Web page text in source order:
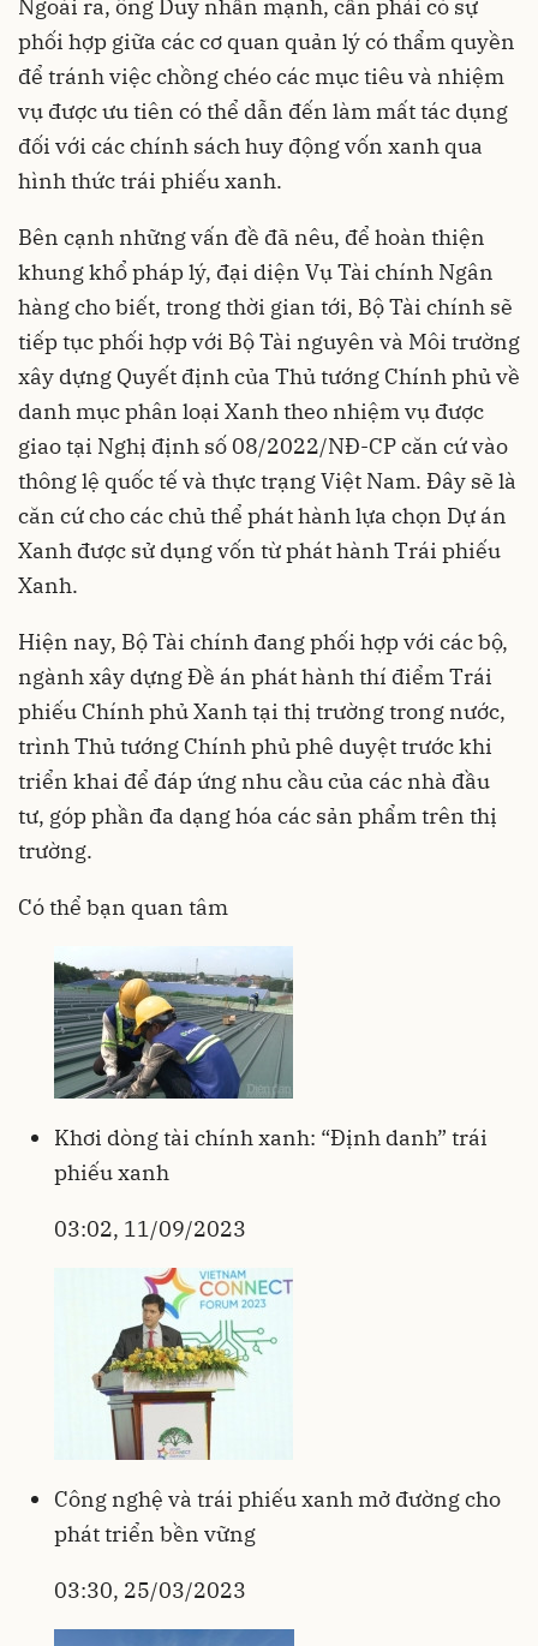
Ngoài ra, ông Duy nhấn mạnh, cần phải có sự
phối hợp giữa các cơ quan quản lý có thẩm quyền
để tránh việc chồng chéo các mục tiêu và nhiệm
vụ được ưu tiên có thể dẫn đến làm mất tác dụng
đối với các chính sách huy động vốn xanh qua
hình thức trái phiếu xanh.
Bên cạnh những vấn đề đã nêu, để hoàn thiện
khung khổ pháp lý, đại diện Vụ Tài chính Ngân
hàng cho biết, trong thời gian tới, Bộ Tài chính sẽ
tiếp tục phối hợp với Bộ Tài nguyên và Môi trường
xây dựng Quyết định của Thủ tướng Chính phủ về
danh mục phân loại Xanh theo nhiệm vụ được
giao tại Nghị định số 08/2022/NĐ-CP căn cứ vào
thông lệ quốc tế và thực trạng Việt Nam. Đây sẽ là
căn cứ cho các chủ thể phát hành lựa chọn Dự án
Xanh được sử dụng vốn từ phát hành Trái phiếu
Xanh.
Hiện nay, Bộ Tài chính đang phối hợp với các bộ,
ngành xây dựng Đề án phát hành thí điểm Trái
phiếu Chính phủ Xanh tại thị trường trong nước,
trình Thủ tướng Chính phủ phê duyệt trước khi
triển khai để đáp ứng nhu cầu của các nhà đầu
tư, góp phần đa dạng hóa các sản phẩm trên thị
trường.
Có thể bạn quan tâm
Khơi dòng tài chính xanh: “Định danh” trái
phiếu xanh
03:02, 11/09/2023
Công nghệ và trái phiếu xanh mở đường cho
phát triển bền vững
03:30, 25/03/2023